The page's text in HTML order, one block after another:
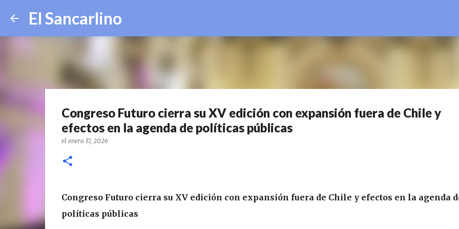
El Sancarlino
Congreso Futuro cierra su XV edición con expansión fuera de Chile y
efectos en la agenda de políticas públicas
el enero 17, 2026
Congreso Futuro cierra su XV edición con expansión fuera de Chile y efectos en la agenda
políticas públicas